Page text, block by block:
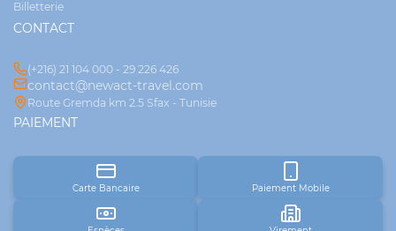
Billetterie
CONTACT
(+216) 21 104 000 - 29 226 426
contact@newact-travel.com
Route Gremda km 2.5 Sfax - Tunisie
PAIEMENT
Carte Bancaire Paiement Mobile